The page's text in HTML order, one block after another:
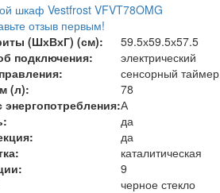
шкаф Vestfrost VFVT78OMG
отзыв первым!
(ШхВхГ) (см):
59.5х59.5х57.5
подключения:
электрический
сенсорный таймер
(л):
78
энергопотребления:А
да
да
каталитическая
9
черное стекло